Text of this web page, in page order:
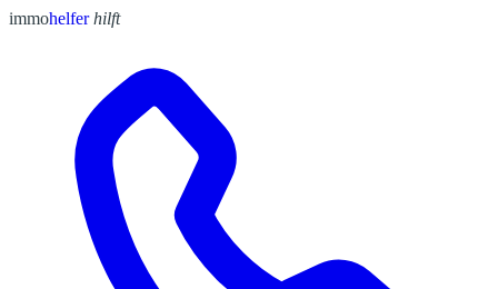
immohelfer hilft